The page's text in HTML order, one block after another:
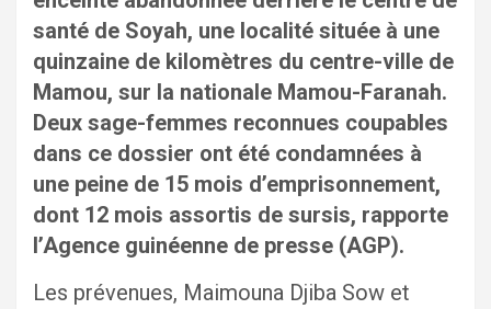
santé de Soyah, une localité située à une
quinzaine de kilomètres du centre-ville de
Mamou, sur la nationale Mamou-Faranah.
Deux sage-femmes reconnues coupables
dans ce dossier ont été condamnées à
une peine de 15 mois d’emprisonnement,
dont 12 mois assortis de sursis, rapporte
l’Agence guinéenne de presse (AGP).
Les prévenues, Maimouna Djiba Sow et